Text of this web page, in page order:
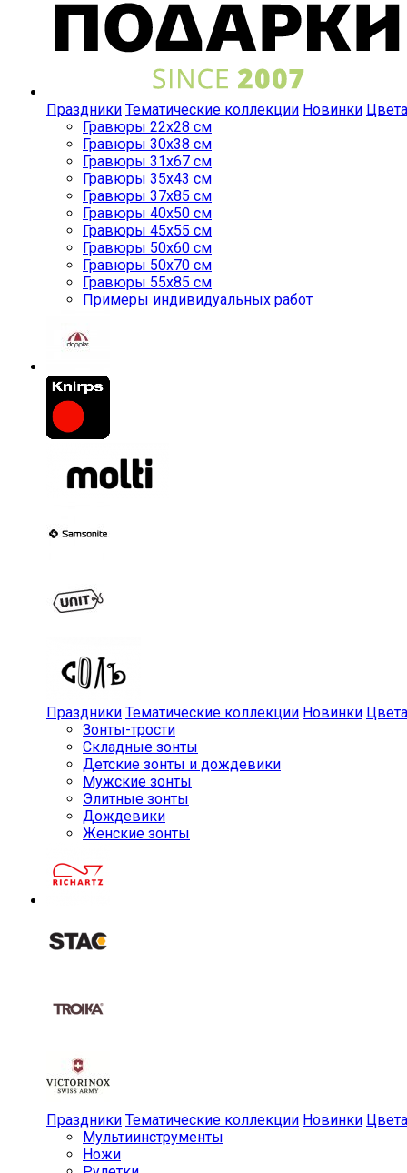
Праздники Тематические коллекции Новинки Цвета
Гравюры 22x28 см
Гравюры 30x38 см
Гравюры 31x67 см
Гравюры 35x43 см
Гравюры 37x85 см
Гравюры 40x50 см
Гравюры 45x55 см
Гравюры 50x60 см
Гравюры 50x70 см
Гравюры 55x85 см
Примеры индивидуальных работ
Праздники Тематические коллекции Новинки Цвета
Зонты-трости
Складные зонты
Детские зонты и дождевики
Мужские зонты
Элитные зонты
Дождевики
Женские зонты
Праздники Тематические коллекции Новинки Цвета
Мульти­инструменты
Ножи